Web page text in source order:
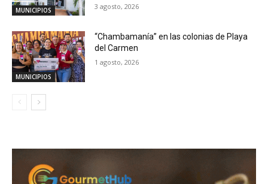
MUNICIPIOS 3 agosto, 2026
MUNICIPIOS
“Chambamanía” en las colonias de Playa
del Carmen
1 agosto, 2026